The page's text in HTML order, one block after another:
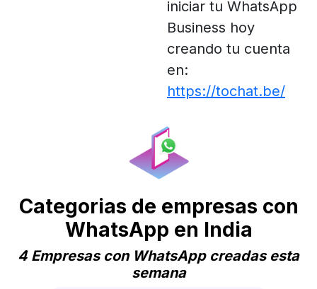
iniciar tu WhatsApp
Business hoy
creando tu cuenta
en:
https://tochat.be/
Categorias de empresas con
WhatsApp en India
4 Empresas con WhatsApp creadas esta
semana